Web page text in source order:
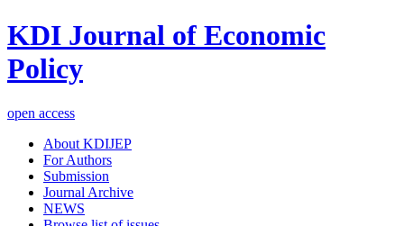
KDI Journal of Economic
Policy
open access
About KDIJEP
For Authors
Submission
Journal Archive
NEWS